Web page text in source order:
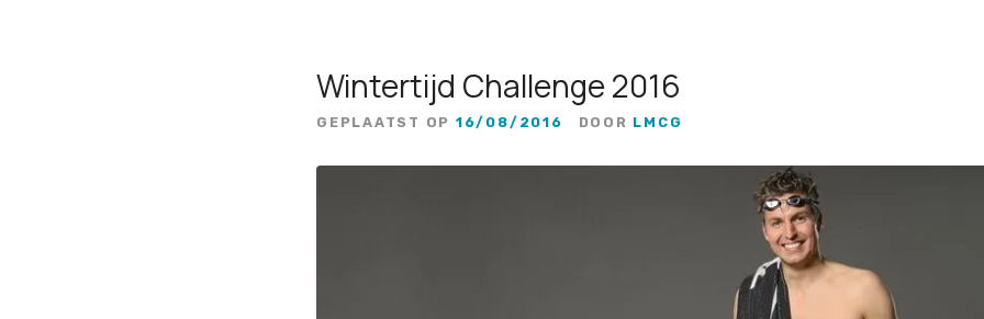
Wintertijd Challenge 2016
GEPLAATST OP 16/08/2016 DOOR LMCG